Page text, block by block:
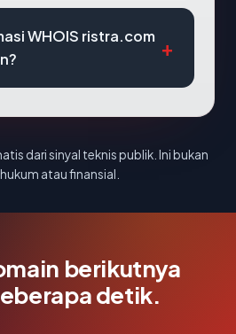
WHOIS ristra.com
dari sinyal teknis publik. Ini bukan
atau finansial.
berikutnya
detik.